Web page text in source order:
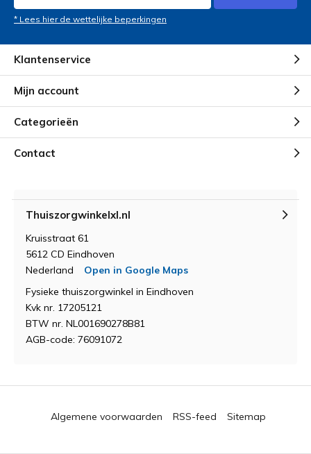
* Lees hier de wettelijke beperkingen
Klantenservice
Mijn account
Categorieën
Contact
Thuiszorgwinkelxl.nl
Kruisstraat 61
5612 CD Eindhoven
Nederland
Open in Google Maps
Fysieke thuiszorgwinkel in Eindhoven
Kvk nr. 17205121
BTW nr. NL001690278B81
AGB-code: 76091072
Algemene voorwaarden RSS-feed Sitemap